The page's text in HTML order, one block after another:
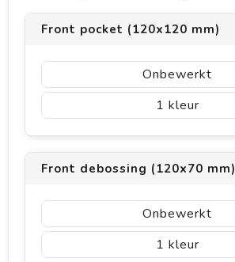
Front pocket (120x120 mm)
Onbewerkt
1
Front debossing (120x70 mm)
Onbewerkt
1